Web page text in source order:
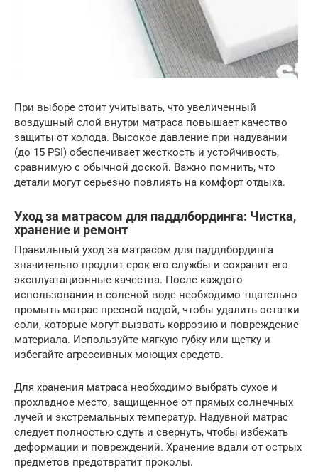
При выборе стоит учитывать, что увеличенный
воздушный слой внутри матраса повышает качество
защиты от холода. Высокое давление при надувании
(до 15 PSI) обеспечивает жесткость и устойчивость,
сравнимую с обычной доской. Важно помнить, что
детали могут серьезно повлиять на комфорт отдыха.
Уход за матрасом для паддлбординга: Чистка,
хранение и ремонт
Правильный уход за матрасом для паддлбординга
значительно продлит срок его службы и сохранит его
эксплуатационные качества. После каждого
использования в соленой воде необходимо тщательно
промыть матрас пресной водой, чтобы удалить остатки
соли, которые могут вызвать коррозию и повреждение
материала. Используйте мягкую губку или щетку и
избегайте агрессивных моющих средств.
Для хранения матраса необходимо выбрать сухое и
прохладное место, защищенное от прямых солнечных
лучей и экстремальных температур. Надувной матрас
следует полностью сдуть и свернуть, чтобы избежать
деформации и повреждений. Хранение вдали от острых
предметов предотвратит проколы.